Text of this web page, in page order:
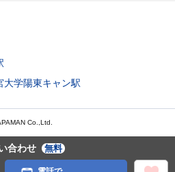
合わせ 無料
大学陽東キャン駅
Co.,Ltd.